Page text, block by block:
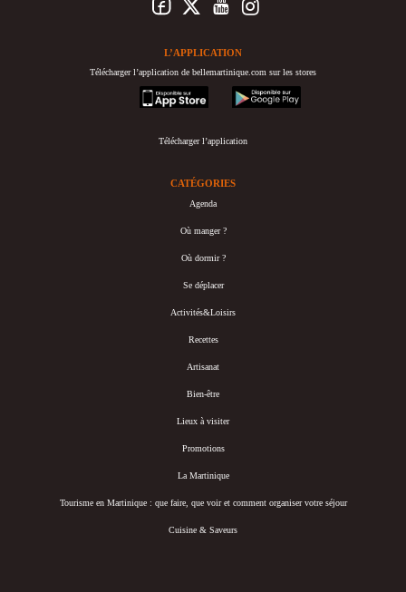
L’APPLICATION
Télécharger l’application de bellemartinique.com sur les stores
appstore
googleplay
Télécharger l’application
CATÉGORIES
Agenda
Où manger ?
Où dormir ?
Se déplacer
Activités&Loisirs
Recettes
Artisanat
Bien-être
Lieux à visiter
Promotions
La Martinique
Tourisme en Martinique : que faire, que voir et comment organiser votre séjour
Cuisine & Saveurs